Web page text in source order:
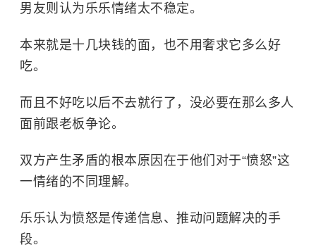
男友则认为乐乐情绪太不稳定。
本来就是十几块钱的面，也不用奢求它多么好
吃。
而且不好吃以后不去就行了，没必要在那么多人
面前跟老板争论。
双方产生矛盾的根本原因在于他们对于“愤怒”这
一情绪的不同理解。
乐乐认为愤怒是传递信息、推动问题解决的手
段。